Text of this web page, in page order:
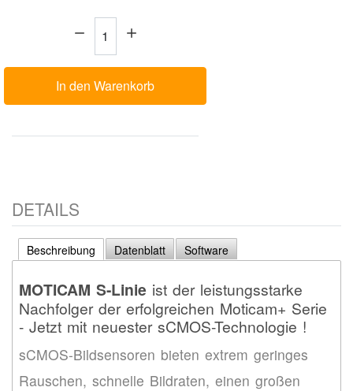
Menge:
In den Warenkorb
DETAILS
Beschreibung Datenblatt Software
MOTICAM S-Linie ist der leistungsstarke
Nachfolger der erfolgreichen Moticam+ Serie
- Jetzt mit neuester sCMOS-Technologie !
sCMOS-Bildsensoren bieten extrem geringes
Rauschen, schnelle Bildraten, einen großen